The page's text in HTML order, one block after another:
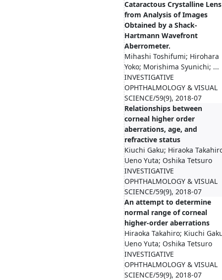
Cataractous Crystalline Lens
from Analysis of Images
Obtained by a Shack-
Hartmann Wavefront
Aberrometer.
Mihashi Toshifumi; Hirohara
Yoko; Morishima Syunichi; ...
INVESTIGATIVE
OPHTHALMOLOGY & VISUAL
SCIENCE/59(9), 2018-07
Relationships between
corneal higher order
aberrations, age, and
refractive status
Kiuchi Gaku; Hiraoka
Ueno Yuta; Oshika Tetsuro
INVESTIGATIVE
OPHTHALMOLOGY & VISUAL
SCIENCE/59(9), 2018-07
An attempt to determine
normal range of corneal
higher-order aberrations
Hiraoka Takahiro; Kiuchi
Ueno Yuta; Oshika Tetsuro
INVESTIGATIVE
OPHTHALMOLOGY & VISUAL
SCIENCE/59(9), 2018-07